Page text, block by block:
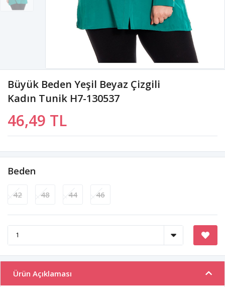
Büyük Beden Yeşil Beyaz Çizgili
Kadın Tunik H7-130537
46,49 TL
Beden
42 48 44 46
Ürün Açıklaması